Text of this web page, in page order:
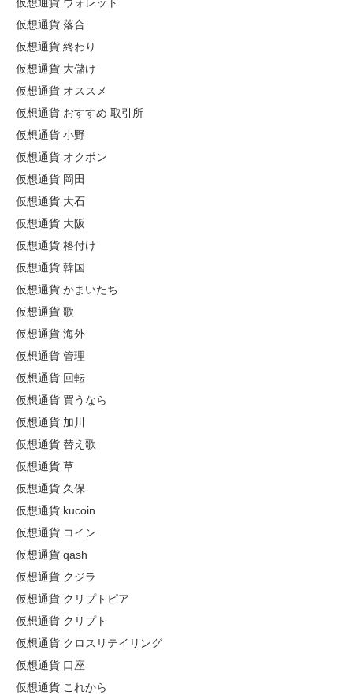
仮想通貨 ウォレット
仮想通貨 落合
仮想通貨 終わり
仮想通貨 大儲け
仮想通貨 オススメ
仮想通貨 おすすめ 取引所
仮想通貨 小野
仮想通貨 オクポン
仮想通貨 岡田
仮想通貨 大石
仮想通貨 大阪
仮想通貨 格付け
仮想通貨 韓国
仮想通貨 かまいたち
仮想通貨 歌
仮想通貨 海外
仮想通貨 管理
仮想通貨 回転
仮想通貨 買うなら
仮想通貨 加川
仮想通貨 替え歌
仮想通貨 草
仮想通貨 久保
仮想通貨 kucoin
仮想通貨 コイン
仮想通貨 qash
仮想通貨 クジラ
仮想通貨 クリプトピア
仮想通貨 クリプト
仮想通貨 クロスリテイリング
仮想通貨 口座
仮想通貨 これから